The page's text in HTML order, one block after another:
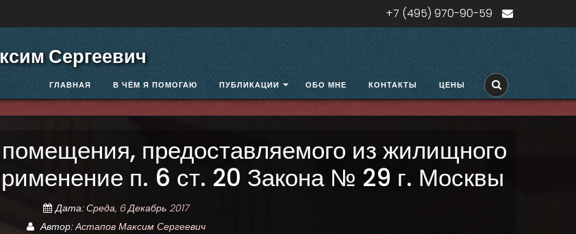
+7 (495) 970-90-59
Сергеевич
ГЛАВНАЯ В ЧЁМ Я ПОМОГАЮ ПУБЛИКАЦИИ ОБО МНЕ КОНТАКТЫ ЦЕНЫ
предоставляемого из жилищного
п. 6 ст. 20 Закона № 29 г. Москвы
Дата:Среда, 6 Декабрь 2017
Автор:Астапов Максим Сергеевич